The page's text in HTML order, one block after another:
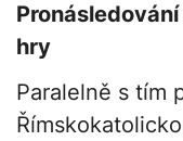
hry
Paralelně s tím